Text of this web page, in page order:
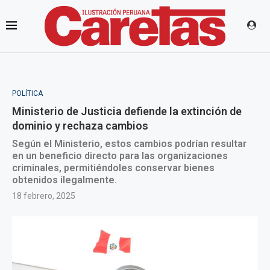
POLÍTICA
Ministerio de Justicia defiende la extinción de
dominio y rechaza cambios
Según el Ministerio, estos cambios podrían resultar
en un beneficio directo para las organizaciones
criminales, permitiéndoles conservar bienes
obtenidos ilegalmente.
18 febrero, 2025